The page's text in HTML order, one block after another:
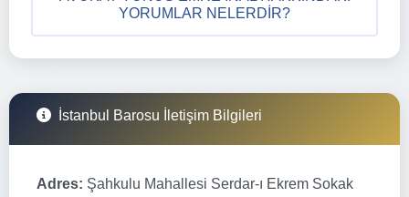
YORUMLAR NELERDIR?
İstanbul Barosu İletişim Bilgileri
Adres: Şahkulu Mahallesi Serdar-ı Ekrem Sokak